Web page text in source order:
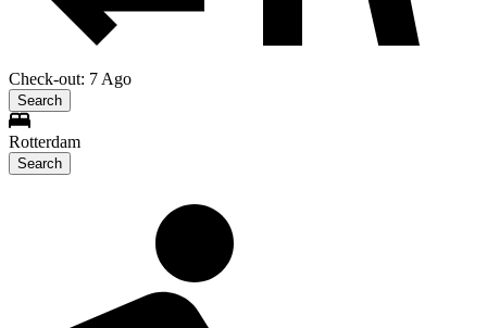
Check-out: 7 Ago
Search
Rotterdam
Search